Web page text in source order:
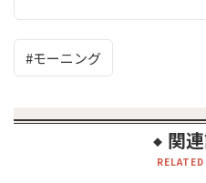
モーニング
◆ 関